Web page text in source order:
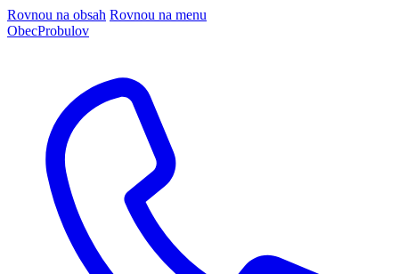
Rovnou na obsah Rovnou na menu
ObecProbulov